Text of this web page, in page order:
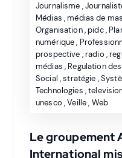
Journalisme ,
Médias ,médias de
Organisation,pidc,
numérique,
prospective ,radio ,
médias , Regulation
Social ,stratégie ,
Technologies ,
unesco ,Veille, Web
Le groupement
International